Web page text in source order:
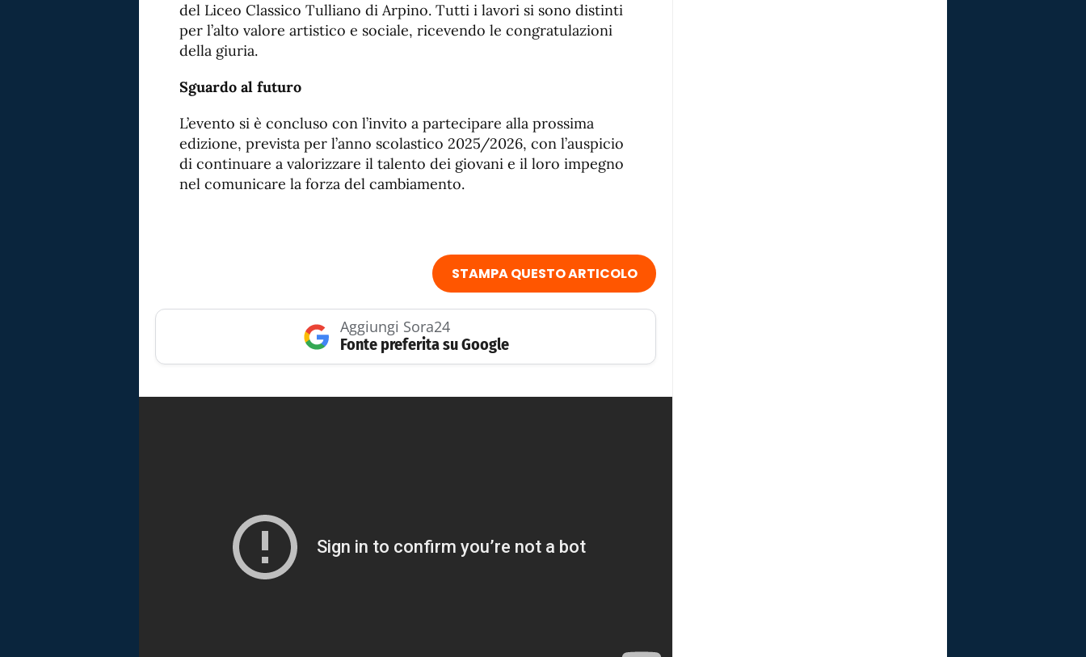
del Liceo Classico Tulliano di Arpino. Tutti i lavori si sono distinti
per l’alto valore artistico e sociale, ricevendo le congratulazioni
della giuria.
Sguardo al futuro
L’evento si è concluso con l’invito a partecipare alla prossima
edizione, prevista per l’anno scolastico 2025/2026, con l’auspicio
di continuare a valorizzare il talento dei giovani e il loro impegno
nel comunicare la forza del cambiamento.
STAMPA QUESTO ARTICOLO
Aggiungi Sora24
Fonte preferita su Google